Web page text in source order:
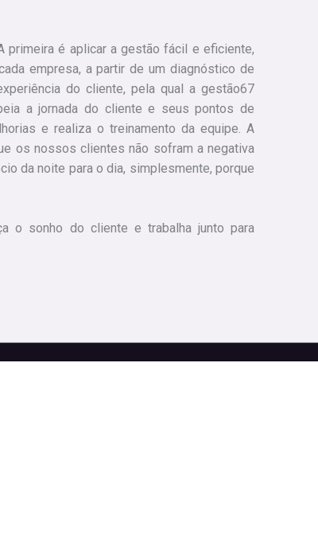
é aplicar a gestão fácil e eficiente,
empresa, a partir de um diagnóstico de
do cliente, pela qual a gestão67
a jornada do cliente e seus pontos de
e realiza o treinamento da equipe. A
os nossos clientes não sofram a negativa
da noite para o dia, simplesmente, porque
o sonho do cliente e trabalha junto para